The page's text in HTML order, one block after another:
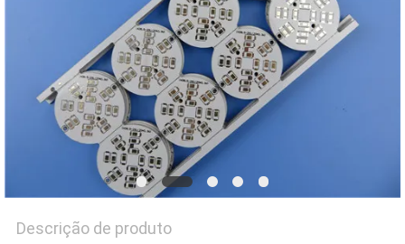
PRIVACIDADE
Descrição de produto